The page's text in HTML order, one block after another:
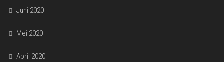
Juni 2020
Mei 2020
April 2020